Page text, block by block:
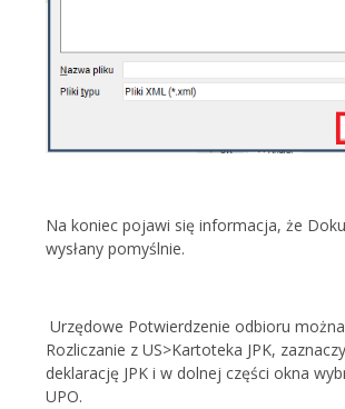
Na koniec pojawi się informacja, że
wysłany pomyślnie.
Urzędowe Potwierdzenie odbioru
Rozliczanie z US>Kartoteka JPK,
deklarację JPK i w dolnej części okna
UPO.